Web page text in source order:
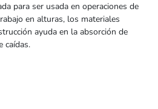
para ser usada en operaciones de
en alturas, los materiales
ayuda en la absorción de
caídas.